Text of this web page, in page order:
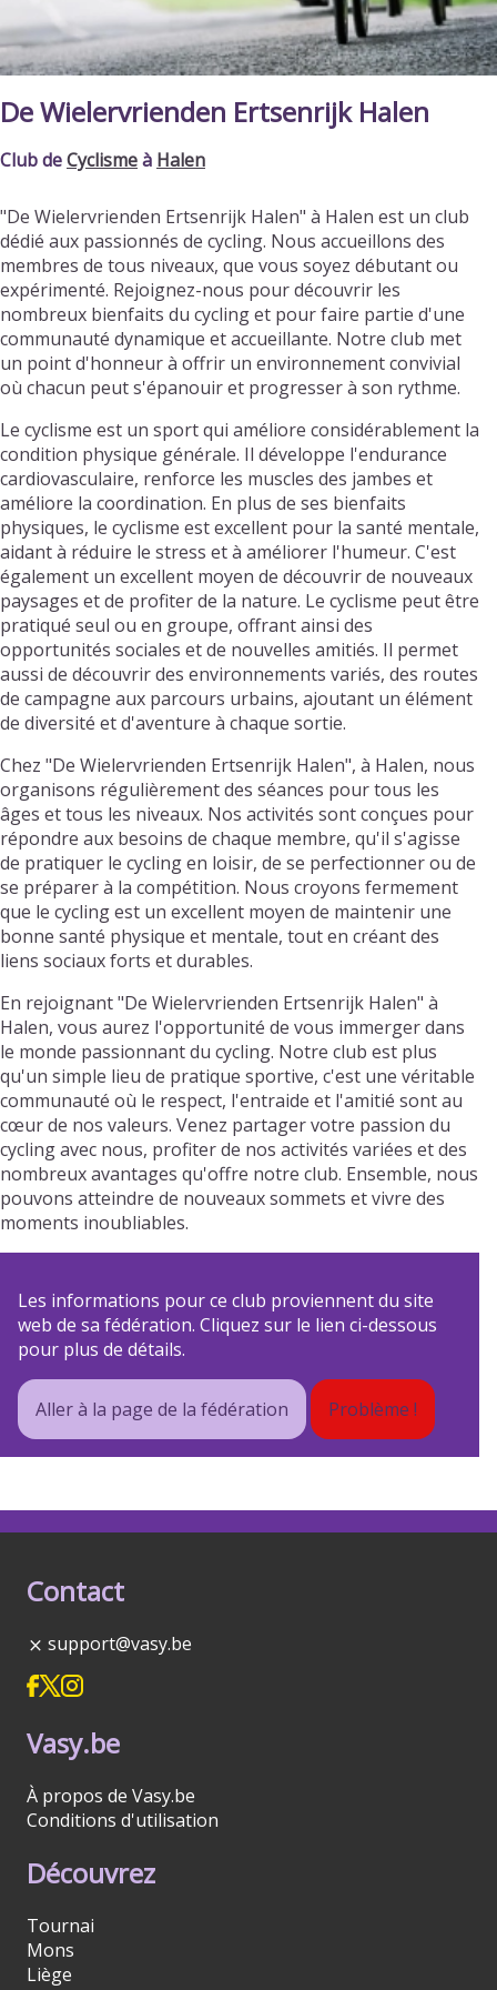
De Wielervrienden Ertsenrijk Halen
Club deCyclismeà Halen
"De Wielervrienden Ertsenrijk Halen" à Halen est un club
dédié aux passionnés de cycling. Nous accueillons des
membres de tous niveaux, que vous soyez débutant ou
expérimenté. Rejoignez-nous pour découvrir les
nombreux bienfaits du cycling et pour faire partie d'une
communauté dynamique et accueillante. Notre club met
un point d'honneur à offrir un environnement convivial
où chacun peut s'épanouir et progresser à son rythme.
Le cyclisme est un sport qui améliore considérablement la
condition physique générale. Il développe l'endurance
cardiovasculaire, renforce les muscles des jambes et
améliore la coordination. En plus de ses bienfaits
physiques, le cyclisme est excellent pour la santé mentale,
aidant à réduire le stress et à améliorer l'humeur. C'est
également un excellent moyen de découvrir de nouveaux
paysages et de profiter de la nature. Le cyclisme peut être
pratiqué seul ou en groupe, offrant ainsi des
opportunités sociales et de nouvelles amitiés. Il permet
aussi de découvrir des environnements variés, des routes
de campagne aux parcours urbains, ajoutant un élément
de diversité et d'aventure à chaque sortie.
Chez "De Wielervrienden Ertsenrijk Halen", à Halen, nous
organisons régulièrement des séances pour tous les
âges et tous les niveaux. Nos activités sont conçues pour
répondre aux besoins de chaque membre, qu'il s'agisse
de pratiquer le cycling en loisir, de se perfectionner ou de
se préparer à la compétition. Nous croyons fermement
que le cycling est un excellent moyen de maintenir une
bonne santé physique et mentale, tout en créant des
liens sociaux forts et durables.
En rejoignant "De Wielervrienden Ertsenrijk Halen" à
Halen, vous aurez l'opportunité de vous immerger dans
le monde passionnant du cycling. Notre club est plus
qu'un simple lieu de pratique sportive, c'est une véritable
communauté où le respect, l'entraide et l'amitié sont au
cœur de nos valeurs. Venez partager votre passion du
cycling avec nous, profiter de nos activités variées et des
nombreux avantages qu'offre notre club. Ensemble, nous
pouvons atteindre de nouveaux sommets et vivre des
moments inoubliables.
Les informations pour ce club proviennent du site
web de sa fédération. Cliquez sur le lien ci-dessous
pour plus de détails.
Aller à la page de la fédération Problème !
Contact
support@vasy.be
Vasy.be
À propos de Vasy.be
Conditions d'utilisation
Découvrez
Tournai
Mons
Liège